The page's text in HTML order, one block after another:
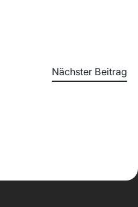
Nächster Beitrag